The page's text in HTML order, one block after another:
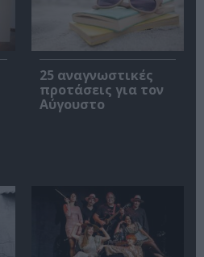
25 αναγνωστικές
προτάσεις για τον
Αύγουστο